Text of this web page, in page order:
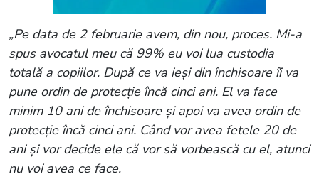
„Pe data de 2 februarie avem, din nou, proces. Mi-a
spus avocatul meu că 99% eu voi lua custodia
totală a copiilor. După ce va ieși din închisoare îi va
pune ordin de protecție încă cinci ani. El va face
minim 10 ani de închisoare și apoi va avea ordin de
protecție încă cinci ani. Când vor avea fetele 20 de
ani și vor decide ele că vor să vorbească cu el, atunci
nu voi avea ce face.